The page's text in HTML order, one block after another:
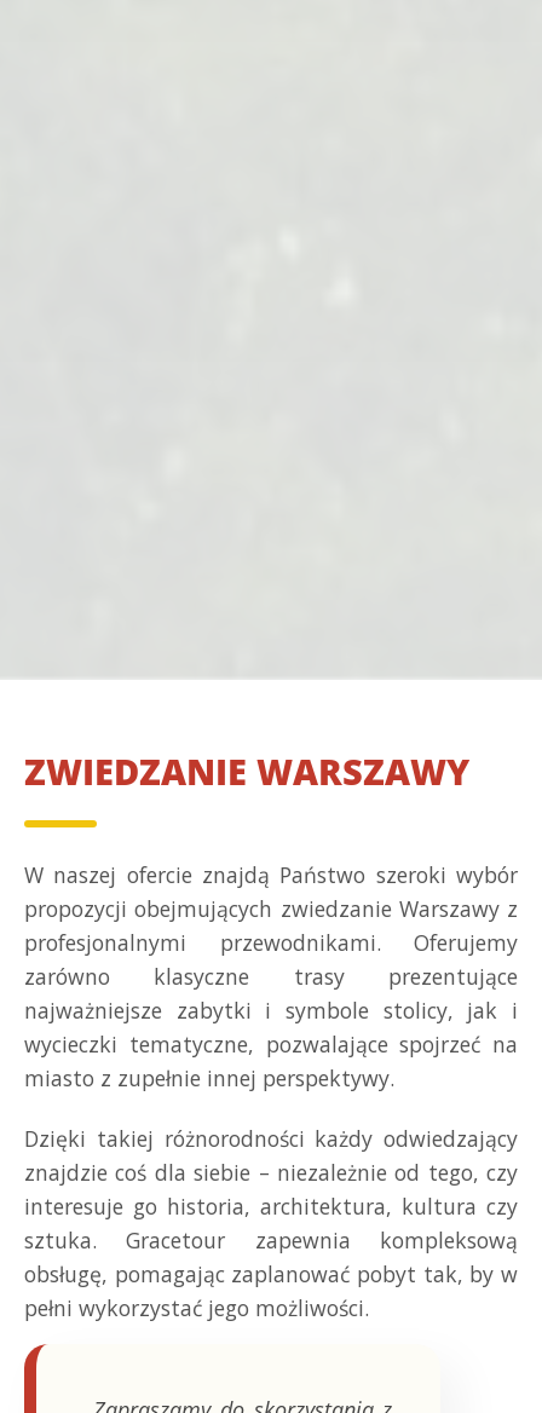
ZWIEDZANIE WARSZAWY
W naszej ofercie znajdą Państwo szeroki wybór
propozycji obejmujących zwiedzanie Warszawy z
profesjonalnymi przewodnikami. Oferujemy
zarówno klasyczne trasy prezentujące
najważniejsze zabytki i symbole stolicy, jak i
wycieczki tematyczne, pozwalające spojrzeć na
miasto z zupełnie innej perspektywy.
Dzięki takiej różnorodności każdy odwiedzający
znajdzie coś dla siebie – niezależnie od tego, czy
interesuje go historia, architektura, kultura czy
sztuka. Gracetour zapewnia kompleksową
obsługę, pomagając zaplanować pobyt tak, by w
pełni wykorzystać jego możliwości.